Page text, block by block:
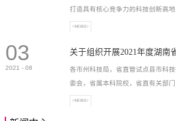
打造具有核心竞争力的科技创新高
高新技术企业，充分...
+MORE+
03
2021 - 08
各市州科技局，省直管试点县市科
委会，省属本科院校，省直有关部门
+MORE+